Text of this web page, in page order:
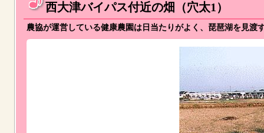
西大津バイパス付近の畑（穴太1）
農協が運営している健康農園は日当たりがよく、琵琶湖を見渡